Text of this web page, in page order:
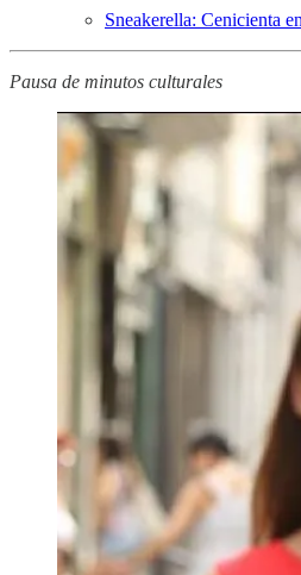
Sneakerella: Cenicienta
Pausa de minutos culturales